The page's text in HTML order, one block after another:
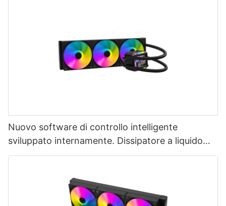
Nuovo software di controllo intelligente
sviluppato internamente. Dissipatore a liquido
AIO per CPU da 360 mm con schermo LCD.